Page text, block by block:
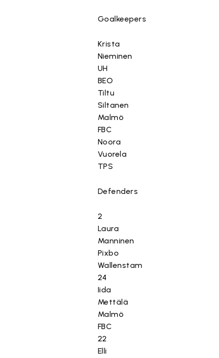
Goalkeepers
Krista
Nieminen
UH
BEO
Tiltu
Siltanen
Malmö
FBC
Noora
Vuorela
TPS
Defenders
2
Laura
Manninen
Pixbo
Wallenstam
24
Iida
Mettälä
Malmö
FBC
22
Elli